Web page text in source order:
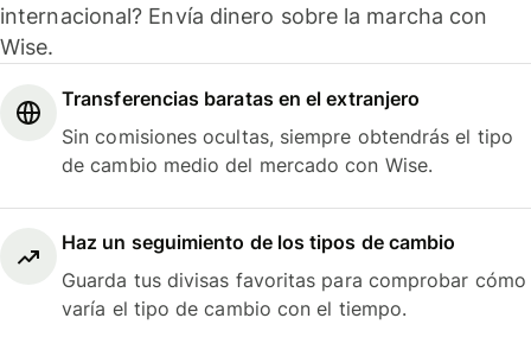
internacional? Envía dinero sobre la marcha con
Wise.
Transferencias baratas en el extranjero
Sin comisiones ocultas, siempre obtendrás el tipo
de cambio medio del mercado con Wise.
Haz un seguimiento de los tipos de cambio
Guarda tus divisas favoritas para comprobar cómo
varía el tipo de cambio con el tiempo.